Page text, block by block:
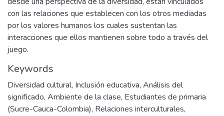
con las relaciones que establecen con los otros mediadas
por los valores humanos los cuales sustentan las
interacciones que ellos mantienen sobre todo a través del
juego.
Keywords
Diversidad cultural, Inclusión educativa, Análisis del
significado, Ambiente de la clase, Estudiantes de primaria
(Sucre-Cauca-Colombia), Relaciones interculturales,